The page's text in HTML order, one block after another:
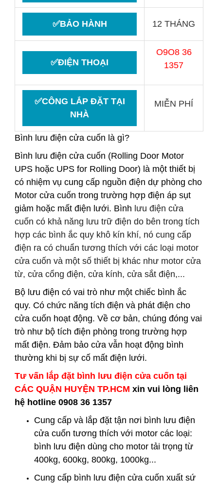
✅BẢO HÀNH 12 THÁNG
✅ĐIỆN THOẠI
O9O8 36
1357
✅CÔNG LẮP ĐẶT TẠI
NHÀ
MIỄN PHÍ
Bình lưu điện cửa cuốn là gì?
Bình lưu điện cửa cuốn (Rolling Door Motor
UPS hoặc UPS for Rolling Door) là một thiết bị
có nhiệm vụ cung cấp nguồn điện dự phòng cho
Motor cửa cuốn trong trường hợp điện áp sụt
giảm hoặc mất điện lưới. Bình lưu điện cửa
cuốn có khả năng lưu trữ điện do bên trong tích
hợp các bình ắc quy khô kín khí, nó cung cấp
điện ra có chuẩn tương thích với các loại motor
cửa cuốn và một số thiết bị khác như motor cửa
từ, cửa cổng điện, cửa kính, cửa sắt điện,...
Bộ lưu điện có vai trò như một chiếc bình ắc
quy. Có chức năng tích điện và phát điện cho
cửa cuốn hoạt động. Về cơ bản, chúng đóng vai
trò như bộ tích điện phòng trong trường hợp
mất điện. Đảm bảo cửa vẫn hoạt động bình
thường khi bị sự cố mất điện lưới.
Tư vấn lắp đặt bình lưu điện cửa cuốn tại
CÁC QUẬN HUYỆN TP.HCM xin vui lòng liên
hệ hotline 0908 36 1357
Cung cấp và lắp đặt tận nơi bình lưu điện
cửa cuốn tương thích với motor các loại:
bình lưu điện dùng cho motor tải trọng từ
400kg, 600kg, 800kg, 1000kg...
Cung cấp bình lưu điện cửa cuốn xuất sứ